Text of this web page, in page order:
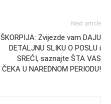
Next article
ŠKORPIJA: Zvijezde vam DAJU
DETALJNU SLIKU O POSLU i
SREĆI, saznajte ŠTA VAS
ČEKA U NAREDNOM PERIODU!